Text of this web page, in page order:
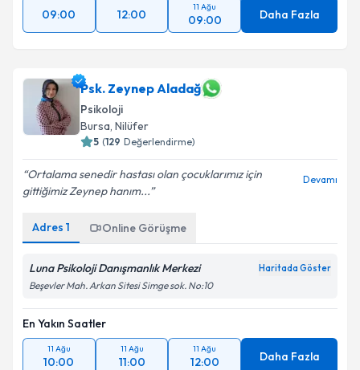
09:00 12:00
11 Ağu
09:00 Daha Fazla
Psk. Zeynep Aladağ
Psikoloji
Bursa, Nilüfer
5 (129 Değerlendirme)
Ortalama senedir hastası olan çocuklarımız için
gittiğimiz Zeynep hanım...
Devamı
Adres 1 Online Görüşme
Luna Psikoloji Danışmanlık Merkezi Haritada Göster
Beşevler Mah. Arkan Sitesi Simge sok. No:10
En Yakın Saatler
11 Ağu
10:00
11 Ağu
11:00
11 Ağu
12:00 Daha Fazla